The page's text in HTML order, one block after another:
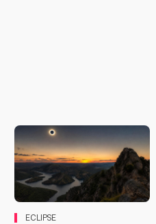
ECLIPSE